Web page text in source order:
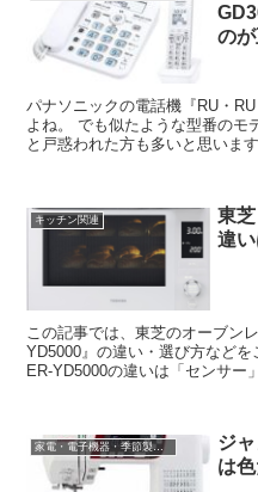
のが
パナソニックの電話機『RU・
よね。 でも似たような型番のモデルがあるから、「違いはなに？」
と戸惑われた方も多いと思います。 この記事では、VE-
キッチン関連
東
違
この記事では、東芝のオーブン
YD5000』の違い・選び方など
ER-YD5000の違いは「センサー
家電・電子機器・季節製品など
ジ
は